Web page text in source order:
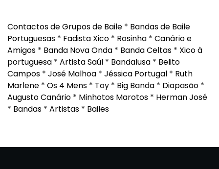
Contactos de Grupos de Baile * Bandas de Baile
Portuguesas * Fadista Xico * Rosinha * Canário e
Amigos * Banda Nova Onda * Banda Celtas * Xico à
portuguesa * Artista Saúl * Bandalusa * Belito
Campos * José Malhoa * Jéssica Portugal * Ruth
Marlene * Os 4 Mens * Toy * Big Banda * Diapasão *
Augusto Canário * Minhotos Marotos * Herman José
* Bandas * Artistas * Bailes